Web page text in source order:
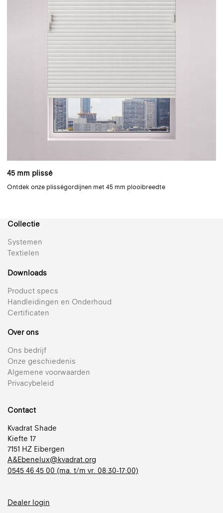
45 mm plissé
Ontdek onze plisségordijnen met 45 mm plooibreedte
Collectie
Systemen
Textielen
Downloads
Product specs
Handleidingen en Onderhoud
Certificaten
Over ons
Ons bedrijf
Onze geschiedenis
Algemene voorwaarden
Privacybeleid
Contact
Kvadrat Shade
Kiefte 17
7151 HZ Eibergen
A&Ebenelux@kvadrat.org
0545 46 45 00 (ma. t/m vr. 08:30-17:00)
Dealer login